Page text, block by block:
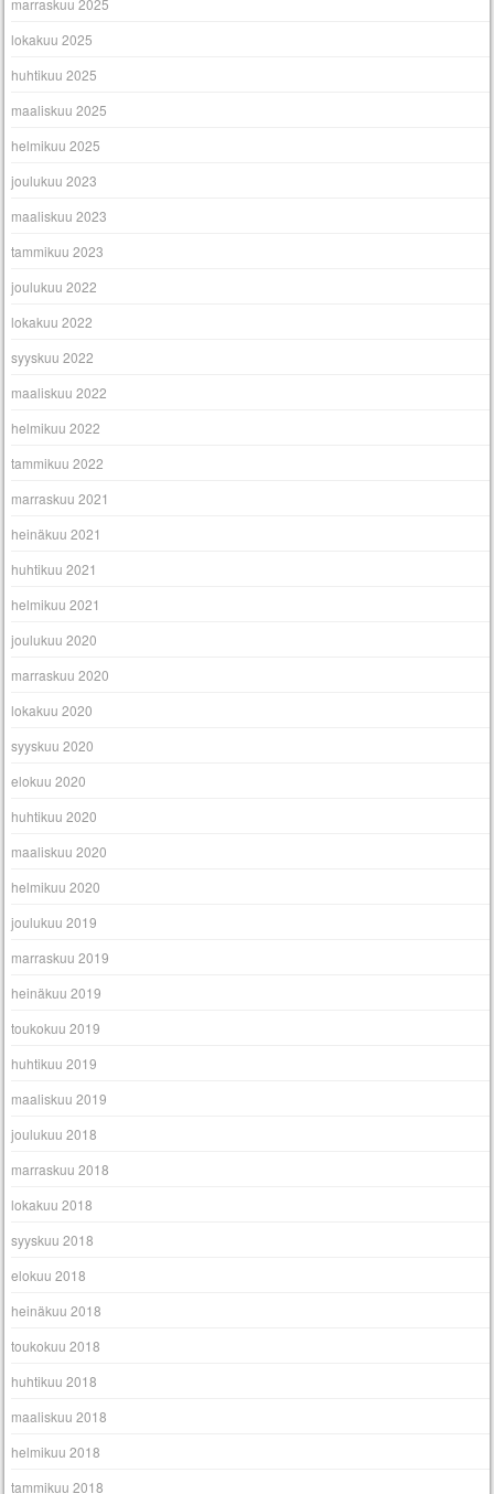
lokakuu 2025
huhtikuu 2025
maaliskuu 2025
helmikuu 2025
joulukuu 2023
maaliskuu 2023
tammikuu 2023
joulukuu 2022
lokakuu 2022
syyskuu 2022
maaliskuu 2022
helmikuu 2022
tammikuu 2022
marraskuu 2021
heinäkuu 2021
huhtikuu 2021
helmikuu 2021
joulukuu 2020
marraskuu 2020
lokakuu 2020
syyskuu 2020
elokuu 2020
huhtikuu 2020
maaliskuu 2020
helmikuu 2020
joulukuu 2019
marraskuu 2019
heinäkuu 2019
toukokuu 2019
huhtikuu 2019
maaliskuu 2019
joulukuu 2018
marraskuu 2018
lokakuu 2018
syyskuu 2018
elokuu 2018
heinäkuu 2018
toukokuu 2018
huhtikuu 2018
maaliskuu 2018
helmikuu 2018
tammikuu 2018